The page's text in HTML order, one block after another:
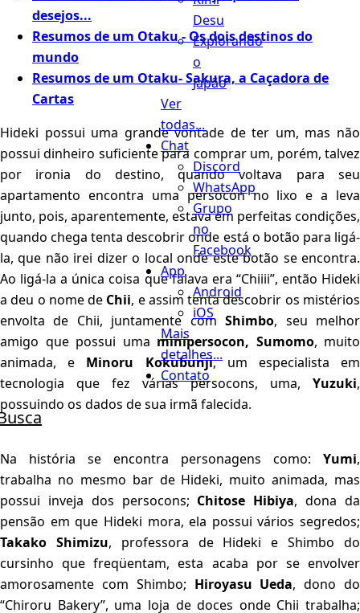
Desu
Explorando
o
Japão
Ver
todas...
Chat
Discord
WhatsApp
Grupo
no
Facebook
App
Android
iOS
Mais
detalhes...
Contato
desejos...
Resumos de um Otaku - Os dois destinos do
mundo
Resumos de um Otaku- Sakura, a Caçadora de
Cartas
Hideki possui uma grande vontade de ter um, mas não
possui dinheiro suficiente para comprar um, porém, talvez
por ironia do destino, quando voltava para seu
apartamento encontra uma persocon no lixo e a leva
junto, pois, aparentemente, estava em perfeitas condições,
quando chega tenta descobrir onde está o botão para ligá-
la, que não irei dizer o local onde este botão se encontra.
Ao ligá-la a única coisa que falava era “Chiiii”, então Hideki
a deu o nome de Chii, e assim tenta descobrir os mistérios
envolta de Chii, juntamente comShimbo, seu melhor
amigo que possui uma minipersocon, Sumomo, muito
animada, e Minoru Kokubunji, um especialista em
tecnologia que fez várias persocons, uma, Yuzuki,
possuindo os dados de sua irmã falecida.
Na história se encontra personagens como: Yumi,
trabalha no mesmo bar de Hideki, muito animada, mas
possui inveja dos persocons; Chitose Hibiya, dona da
pensão em que Hideki mora, ela possui vários segredos;
Takako Shimizu, professora de Hideki e Shimbo do
cursinho que freqüentam, esta acaba por se envolver
amorosamente com Shimbo; Hiroyasu Ueda, dono do
“Chiroru Bakery”, uma loja de doces onde Chii trabalha;